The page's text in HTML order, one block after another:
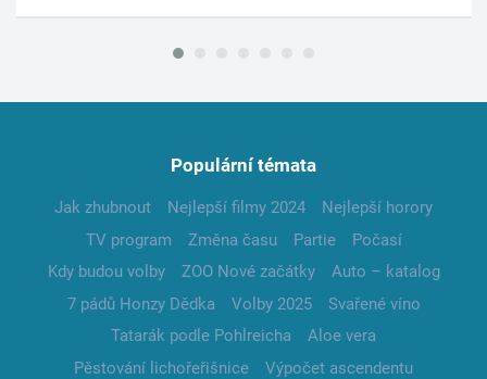
Populární témata
Jak zhubnout Nejlepší filmy 2024
Nejlepší horory
TV program
Změna času Partie
Počasí
Kdy budou volby
ZOO Nové začátky
Auto – katalog
7 pádů Honzy Dědka
Volby 2025
Svařené víno
Tatarák podle Pohlreicha
Aloe vera
Pěstování lichořeřišnice
Výpočet ascendentu